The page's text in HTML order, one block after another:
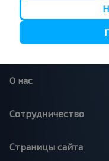
Минск - Варшава
О нас
Сотрудничество
Страницы сайта